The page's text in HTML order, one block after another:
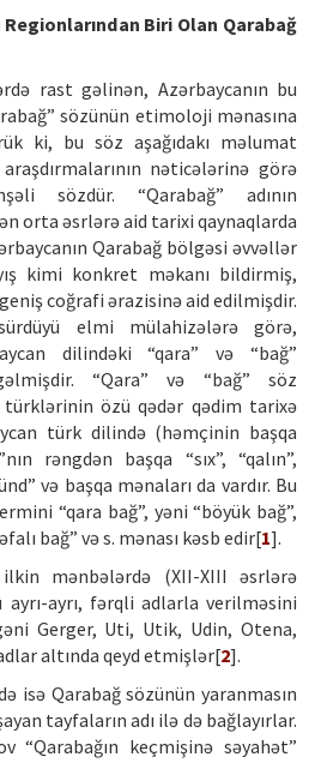
Regionlarından Biri Olan Qarabağ
rast gəlinən, Azərbaycanın bu
sözünün etimoloji mənasına
ki, bu söz aşağıdakı məlumat
nəticələrinə görə
sözdür. “Qarabağ” adının
orta əsrlərə aid tarixi qaynaqlarda
Qarabağ bölgəsi əvvəllər
kimi konkret məkanı bildirmiş,
coğrafi ərazisinə aid edilmişdir.
elmi mülahizələrə görə,
dilindəki “qara” və “bağ”
“Qara” və “bağ” söz
türklərinin özü qədər qədim tarixə
türk dilində (həmçinin başqa
rəngdən başqa “sıx”, “qalın”,
və başqa mənaları da vardır. Bu
“qara bağ”, yəni “böyük bağ”,
bağ” və s. mənası kəsb edir[1].
mənbələrdə (XII-XIII əsrlərə
ayrı-ayrı, fərqli adlarla verilməsini
Gerger, Uti, Utik, Udin, Otena,
altında qeyd etmişlər[2].
isə Qarabağ sözünün yaranmasın
tayfaların adı ilə də bağlayırlar.
“Qarabağın keçmişinə səyahət”